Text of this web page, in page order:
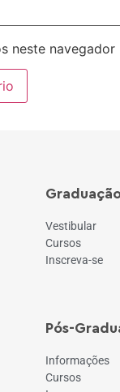
neste
Vestibular
Cursos
Inscreva-se
Pós-
Informações
Cursos